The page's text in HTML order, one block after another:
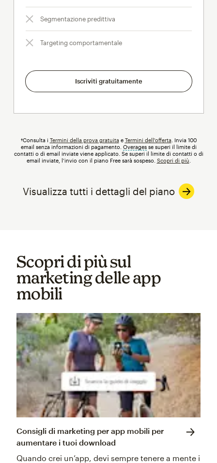
Segmentazione predittiva
Targeting comportamentale
Iscriviti gratuitamente
†Consulta i Termini della prova gratuita e Termini dell'offerta . Invia 100
email senza informazioni di pagamento. Overagestooltip
se superi il limite di
contatti o di email inviate viene applicato. Se superi il limite di contatti o di
email inviate, l’invio con il piano Free sarà sospeso. Scopri di più
Visualizza tutti i dettagli del piano
Scopri di più sul
marketing delle app
mobili
Consigli di marketing per app mobili per
aumentare i tuoi download
Quando crei un’app, devi sempre tenere a mente i